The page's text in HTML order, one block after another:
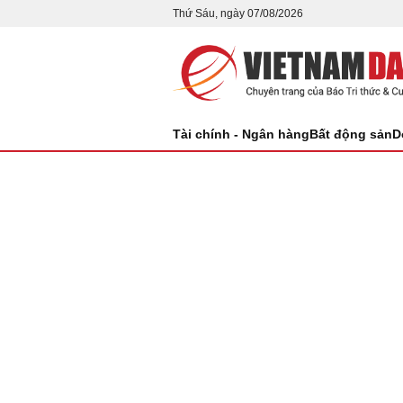
Thứ Sáu, ngày 07/08/2026
Tài chính - Ngân hàngBất động sản